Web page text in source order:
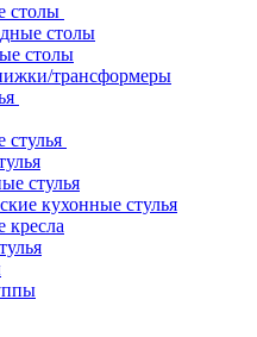
столы
столы
столы
трансформеры
стулья
стулья
кухонные стулья
кресла